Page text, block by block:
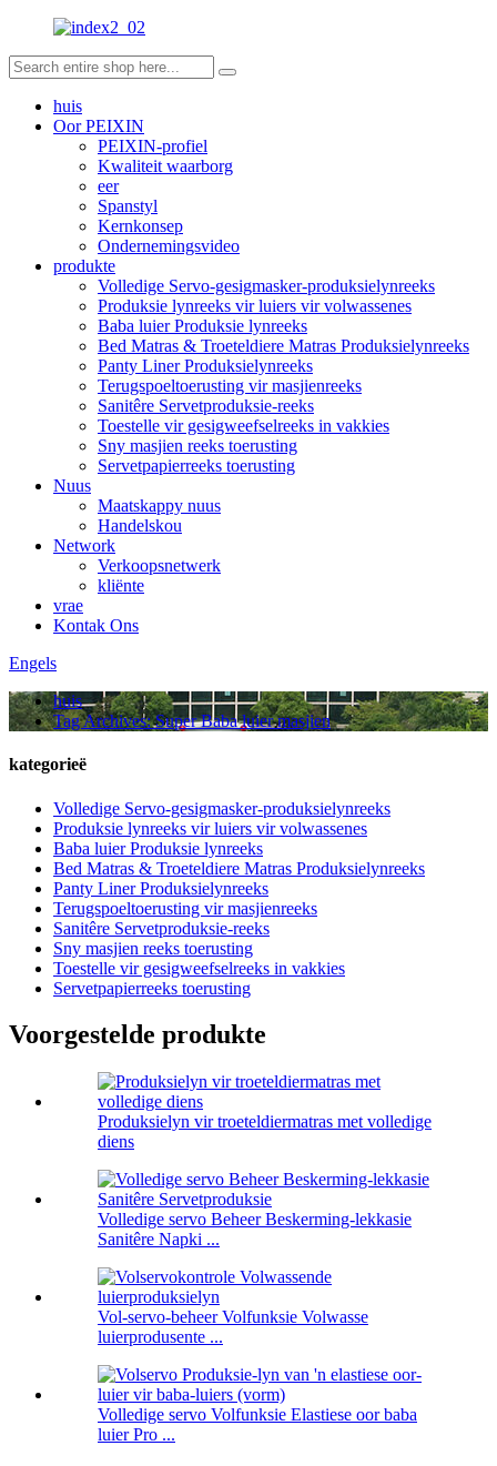
huis
Oor PEIXIN
PEIXIN-profiel
Kwaliteit waarborg
eer
Spanstyl
Kernkonsep
Ondernemingsvideo
produkte
Volledige Servo-gesigmasker-produksielynreeks
Produksie lynreeks vir luiers vir volwassenes
Baba luier Produksie lynreeks
Bed Matras & Troeteldiere Matras Produksielynreeks
Panty Liner Produksielynreeks
Terugspoeltoerusting vir masjienreeks
Sanitêre Servetproduksie-reeks
Toestelle vir gesigweefselreeks in vakkies
Sny masjien reeks toerusting
Servetpapierreeks toerusting
Nuus
Maatskappy nuus
Handelskou
Network
Verkoopsnetwerk
kliënte
vrae
Kontak Ons
Engels
huis
Tag Archives: Super Baba luier masjien
kategorieë
Volledige Servo-gesigmasker-produksielynreeks
Produksie lynreeks vir luiers vir volwassenes
Baba luier Produksie lynreeks
Bed Matras & Troeteldiere Matras Produksielynreeks
Panty Liner Produksielynreeks
Terugspoeltoerusting vir masjienreeks
Sanitêre Servetproduksie-reeks
Sny masjien reeks toerusting
Toestelle vir gesigweefselreeks in vakkies
Servetpapierreeks toerusting
Voorgestelde produkte
Produksielyn vir troeteldiermatras met volledige
diens
Volledige servo Beheer Beskerming-lekkasie
Sanitêre Napki ...
Vol-servo-beheer Volfunksie Volwasse
luierprodusente ...
Volledige servo Volfunksie Elastiese oor baba
luier Pro ...